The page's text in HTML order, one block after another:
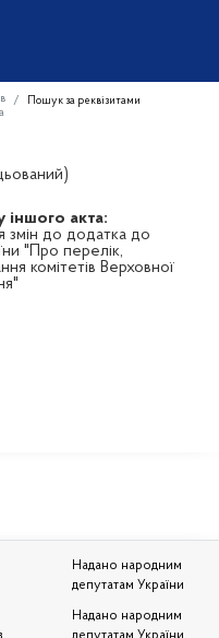
Пошук за реквізитами
іншого акта:
змін до додатка до
"Про перелік,
комітетів Верховної
Надано народним
депутатам України
Надано народним